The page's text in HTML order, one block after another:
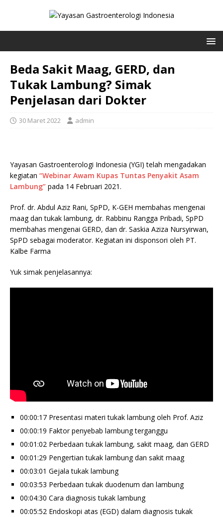
Beda Sakit Maag, GERD, dan
Tukak Lambung? Simak
Penjelasan dari Dokter
30 Maret 2022 admin
Yayasan Gastroenterologi Indonesia (YGI) telah mengadakan
kegiatan “Webinar Awam Kupas Tuntas Penyakit Asam
Lambung” pada 14 Februari 2021.
Prof. dr. Abdul Aziz Rani, SpPD, K-GEH membahas mengenai
maag dan tukak lambung, dr. Rabbinu Rangga Pribadi, SpPD
membahas mengenai GERD, dan dr. Saskia Aziza Nursyirwan,
SpPD sebagai moderator. Kegiatan ini disponsori oleh PT.
Kalbe Farma
Yuk simak penjelasannya:
00:00:17 Presentasi materi tukak lambung oleh Prof. Aziz
00:00:19 Faktor penyebab lambung terganggu
00:01:02 Perbedaan tukak lambung, sakit maag, dan GERD
00:01:29 Pengertian tukak lambung dan sakit maag
00:03:01 Gejala tukak lambung
00:03:53 Perbedaan tukak duodenum dan lambung
00:04:30 Cara diagnosis tukak lambung
00:05:52 Endoskopi atas (EGD) dalam diagnosis tukak